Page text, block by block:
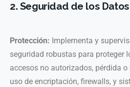
2. Seguridad de los Datos
Protección: Implementa y
seguridad robustas para proteger
accesos no autorizados, pérdida o
uso de encriptación, firewalls, y